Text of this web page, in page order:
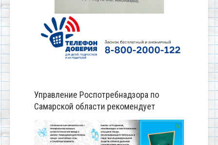
Управление Роспотребнадзора по
Самарской области рекомендует